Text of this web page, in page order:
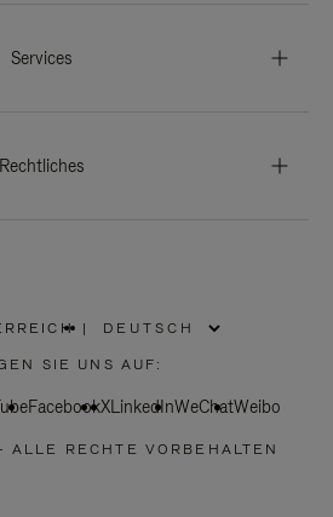
Services
Rechtliches
WÄHLEN
SIE
REGION
|
SIE UNS AUF:
FacebookXLinkedInWeChatWeibo
RECHTE VORBEHALTEN